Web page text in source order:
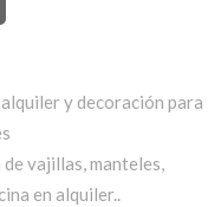
y decoración para
vajillas, manteles,
en alquiler..